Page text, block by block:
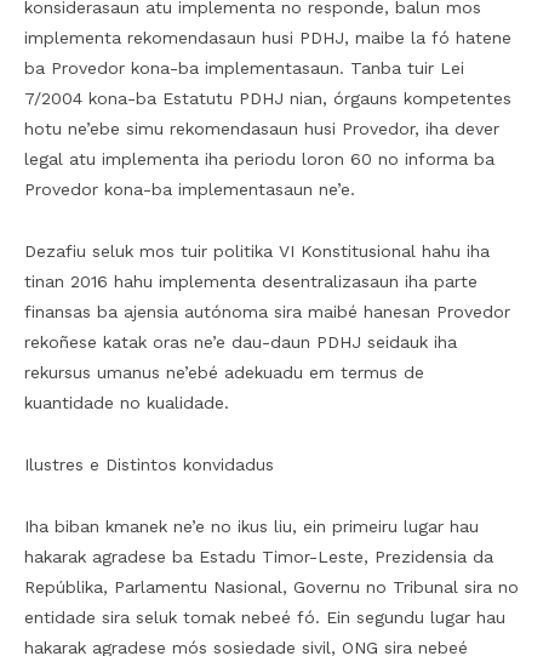
konsiderasaun atu implementa no responde, balun mos
implementa rekomendasaun husi PDHJ, maibe la fó hatene
ba Provedor kona-ba implementasaun. Tanba tuir Lei
7/2004 kona-ba Estatutu PDHJ nian, órgauns kompetentes
hotu ne’ebe simu rekomendasaun husi Provedor, iha dever
legal atu implementa iha periodu loron 60 no informa ba
Provedor kona-ba implementasaun ne’e.
Dezafiu seluk mos tuir politika VI Konstitusional hahu iha
tinan 2016 hahu implementa desentralizasaun iha parte
finansas ba ajensia autónoma sira maibé hanesan Provedor
rekoñese katak oras ne’e dau-daun PDHJ seidauk iha
rekursus umanus ne’ebé adekuadu em termus de
kuantidade no kualidade.
Ilustres e Distintos konvidadus
Iha biban kmanek ne’e no ikus liu, ein primeiru lugar hau
hakarak agradese ba Estadu Timor-Leste, Prezidensia da
Repúblika, Parlamentu Nasional, Governu no Tribunal sira no
entidade sira seluk tomak nebeé fó. Ein segundu lugar hau
hakarak agradese mós sosiedade sivil, ONG sira nebeé